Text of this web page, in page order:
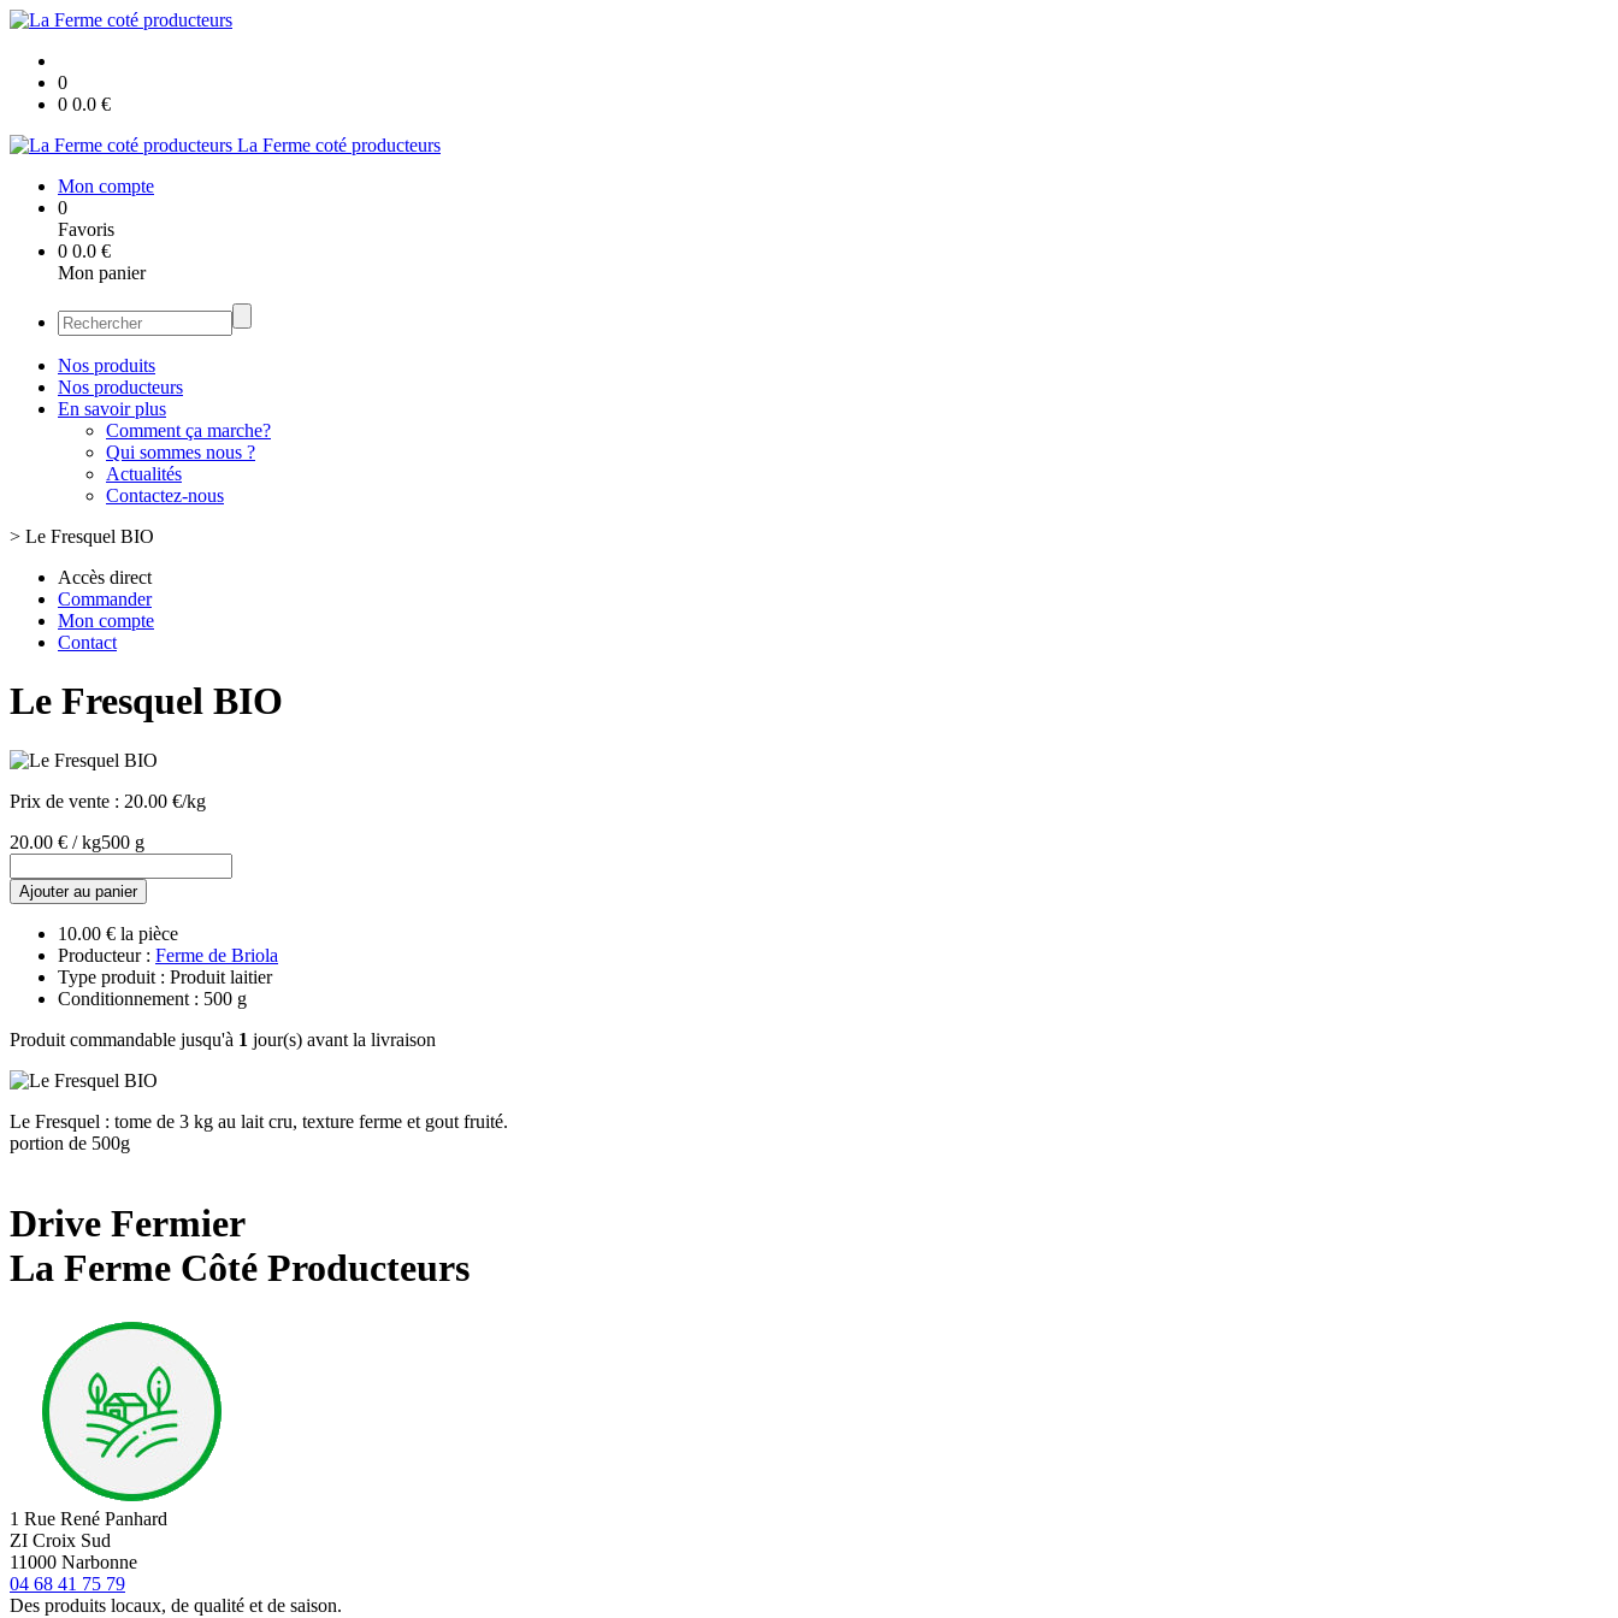
0
0 0.0 €
La Ferme coté producteurs
Mon compte
0
Favoris
0 0.0 €
Mon panier
Nos produits
Nos producteurs
En savoir plus
Comment ça marche?
Qui sommes nous ?
Actualités
Contactez-nous
> Le Fresquel BIO
Accès direct
Commander
Mon compte
Contact
Le Fresquel BIO
Prix de vente : 20.00 €/kg
20.00 € / kg500 g
Ajouter au panier
10.00 € la pièce
Producteur : Ferme de Briola
Type produit : Produit laitier
Conditionnement : 500 g
Produit commandable jusqu'à 1 jour(s) avant la livraison
Le Fresquel : tome de 3 kg au lait cru, texture ferme et gout fruité.
portion de 500g
Drive Fermier
La Ferme Côté Producteurs
1 Rue René Panhard
ZI Croix Sud
11000 Narbonne
04 68 41 75 79
Des produits locaux, de qualité et de saison.